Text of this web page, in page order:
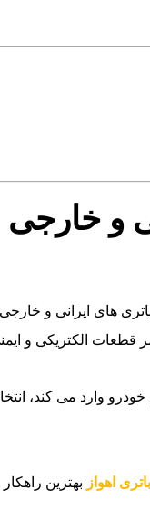
و
های ایرانی و
الکتریکی و
وارد می کند،
اهواز بهترین